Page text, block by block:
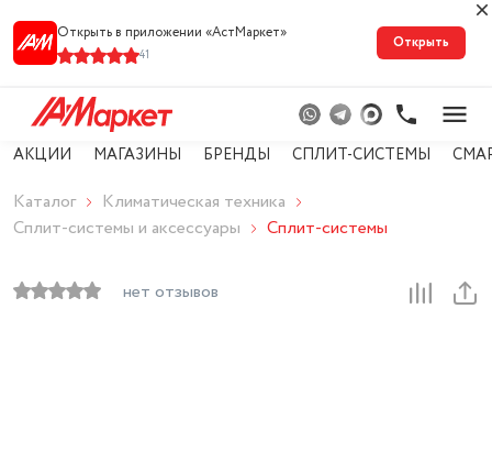
Открыть в приложении «АстМарке‪т‬»
41
Открыть
АКЦИИ МАГАЗИНЫ БРЕНДЫ СПЛИТ-СИСТЕМЫ
Каталог
Климатическая техника
Сплит-системы и аксессуары
Сплит-системы
нет отзывов